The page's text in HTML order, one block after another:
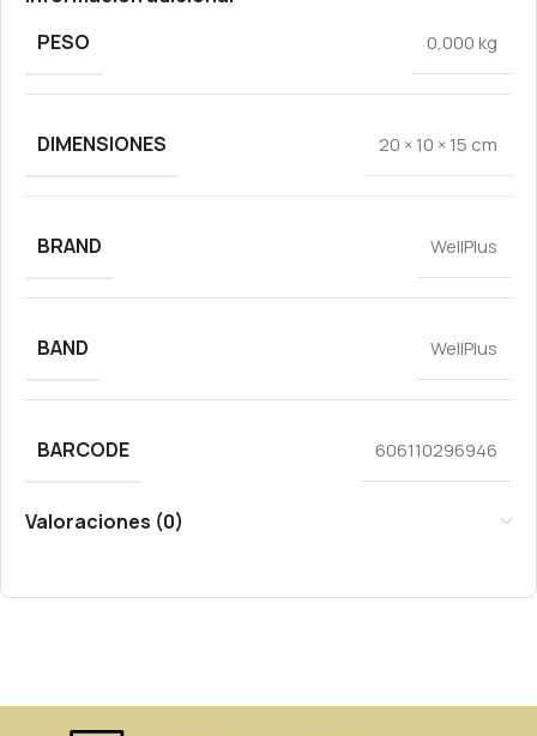
PESO
0,000 kg
DIMENSIONES 20 × 10 × 15 cm
BRAND WellPlus
BAND WellPlus
BARCODE 606110296946
Valoraciones (0)